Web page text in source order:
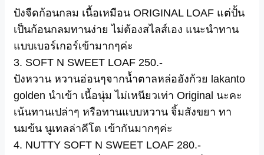
ปังจืดก้อนกลม เนื้อเหมือน ORIGINAL LOAF แต่ปั้น
เป็นก้อนกลมทานง่าย ไม่ต้องสไลส์เอง แนะนำทาน
แบบเบอร์เกอร์เข้ามากๆค่ะ
3. SOFT N SWEET LOAF 250.-
ปังหวาน หวานอ่อนๆจากน้ำตาลหล่อฮังก้วย lakanto
golden นำเข้า เนื้อนุ่ม ไม่เหนียวเท่า Original นะคะ
เน้นทานเปล่าๆ หรือทานแบบหวาน จิ้มสังขยา ทา
นมข้น นูเทลล่าคีโต เข้ากันมากๆค่ะ
4. NUTTY SOFT N SWEET LOAF 280.-